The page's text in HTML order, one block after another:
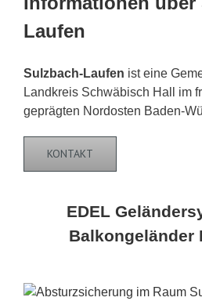
Laufen
Sulzbach-Laufen ist eine
Landkreis Schwäbisch Hall im
geprägten Nordosten Baden-
KONTAKT
EDEL
Balkongeländer